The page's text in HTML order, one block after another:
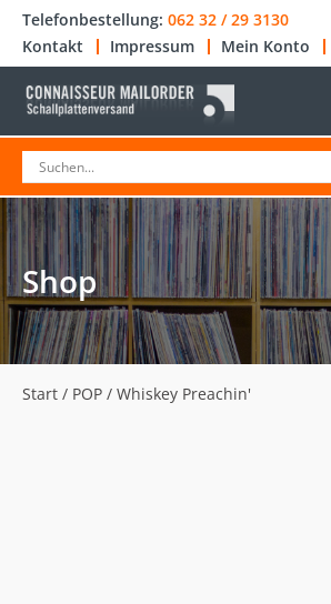
Telefonbestellung: 062 32 / 29 3130
Kontakt
Impressum Mein Konto
Shop
Start / POP / Whiskey Preachin'